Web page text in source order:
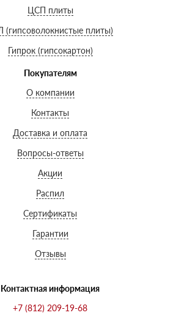
ЦСП плиты
(гипсоволокнистые плиты)
Гипрок (гипсокартон)
Покупателям
О компании
Контакты
Доставка и оплата
Вопросы-ответы
Акции
Распил
Сертификаты
Гарантии
Отзывы
Контактная информация
+7 (812) 209-19-68